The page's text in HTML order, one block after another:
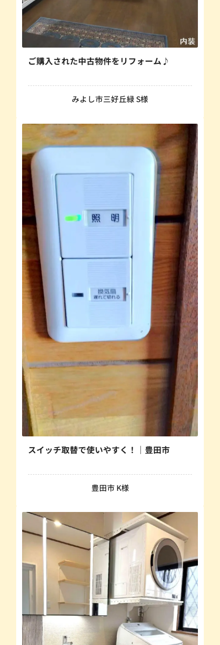
ご購入された中古物件をリフォーム♪
みよし市三好丘緑 S様
スイッチ取替で使いやすく！｜豊田市
豊田市 K様